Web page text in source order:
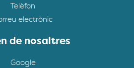
Telèfon
electrònic
de nosaltres
Google